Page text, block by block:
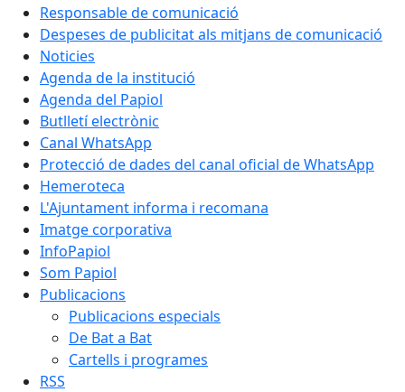
Responsable de comunicació
Despeses de publicitat als mitjans de comunicació
Noticies
Agenda de la institució
Agenda del Papiol
Butlletí electrònic
Canal WhatsApp
Protecció de dades del canal oficial de WhatsApp
Hemeroteca
L'Ajuntament informa i recomana
Imatge corporativa
InfoPapiol
Som Papiol
Publicacions
Publicacions especials
De Bat a Bat
Cartells i programes
RSS